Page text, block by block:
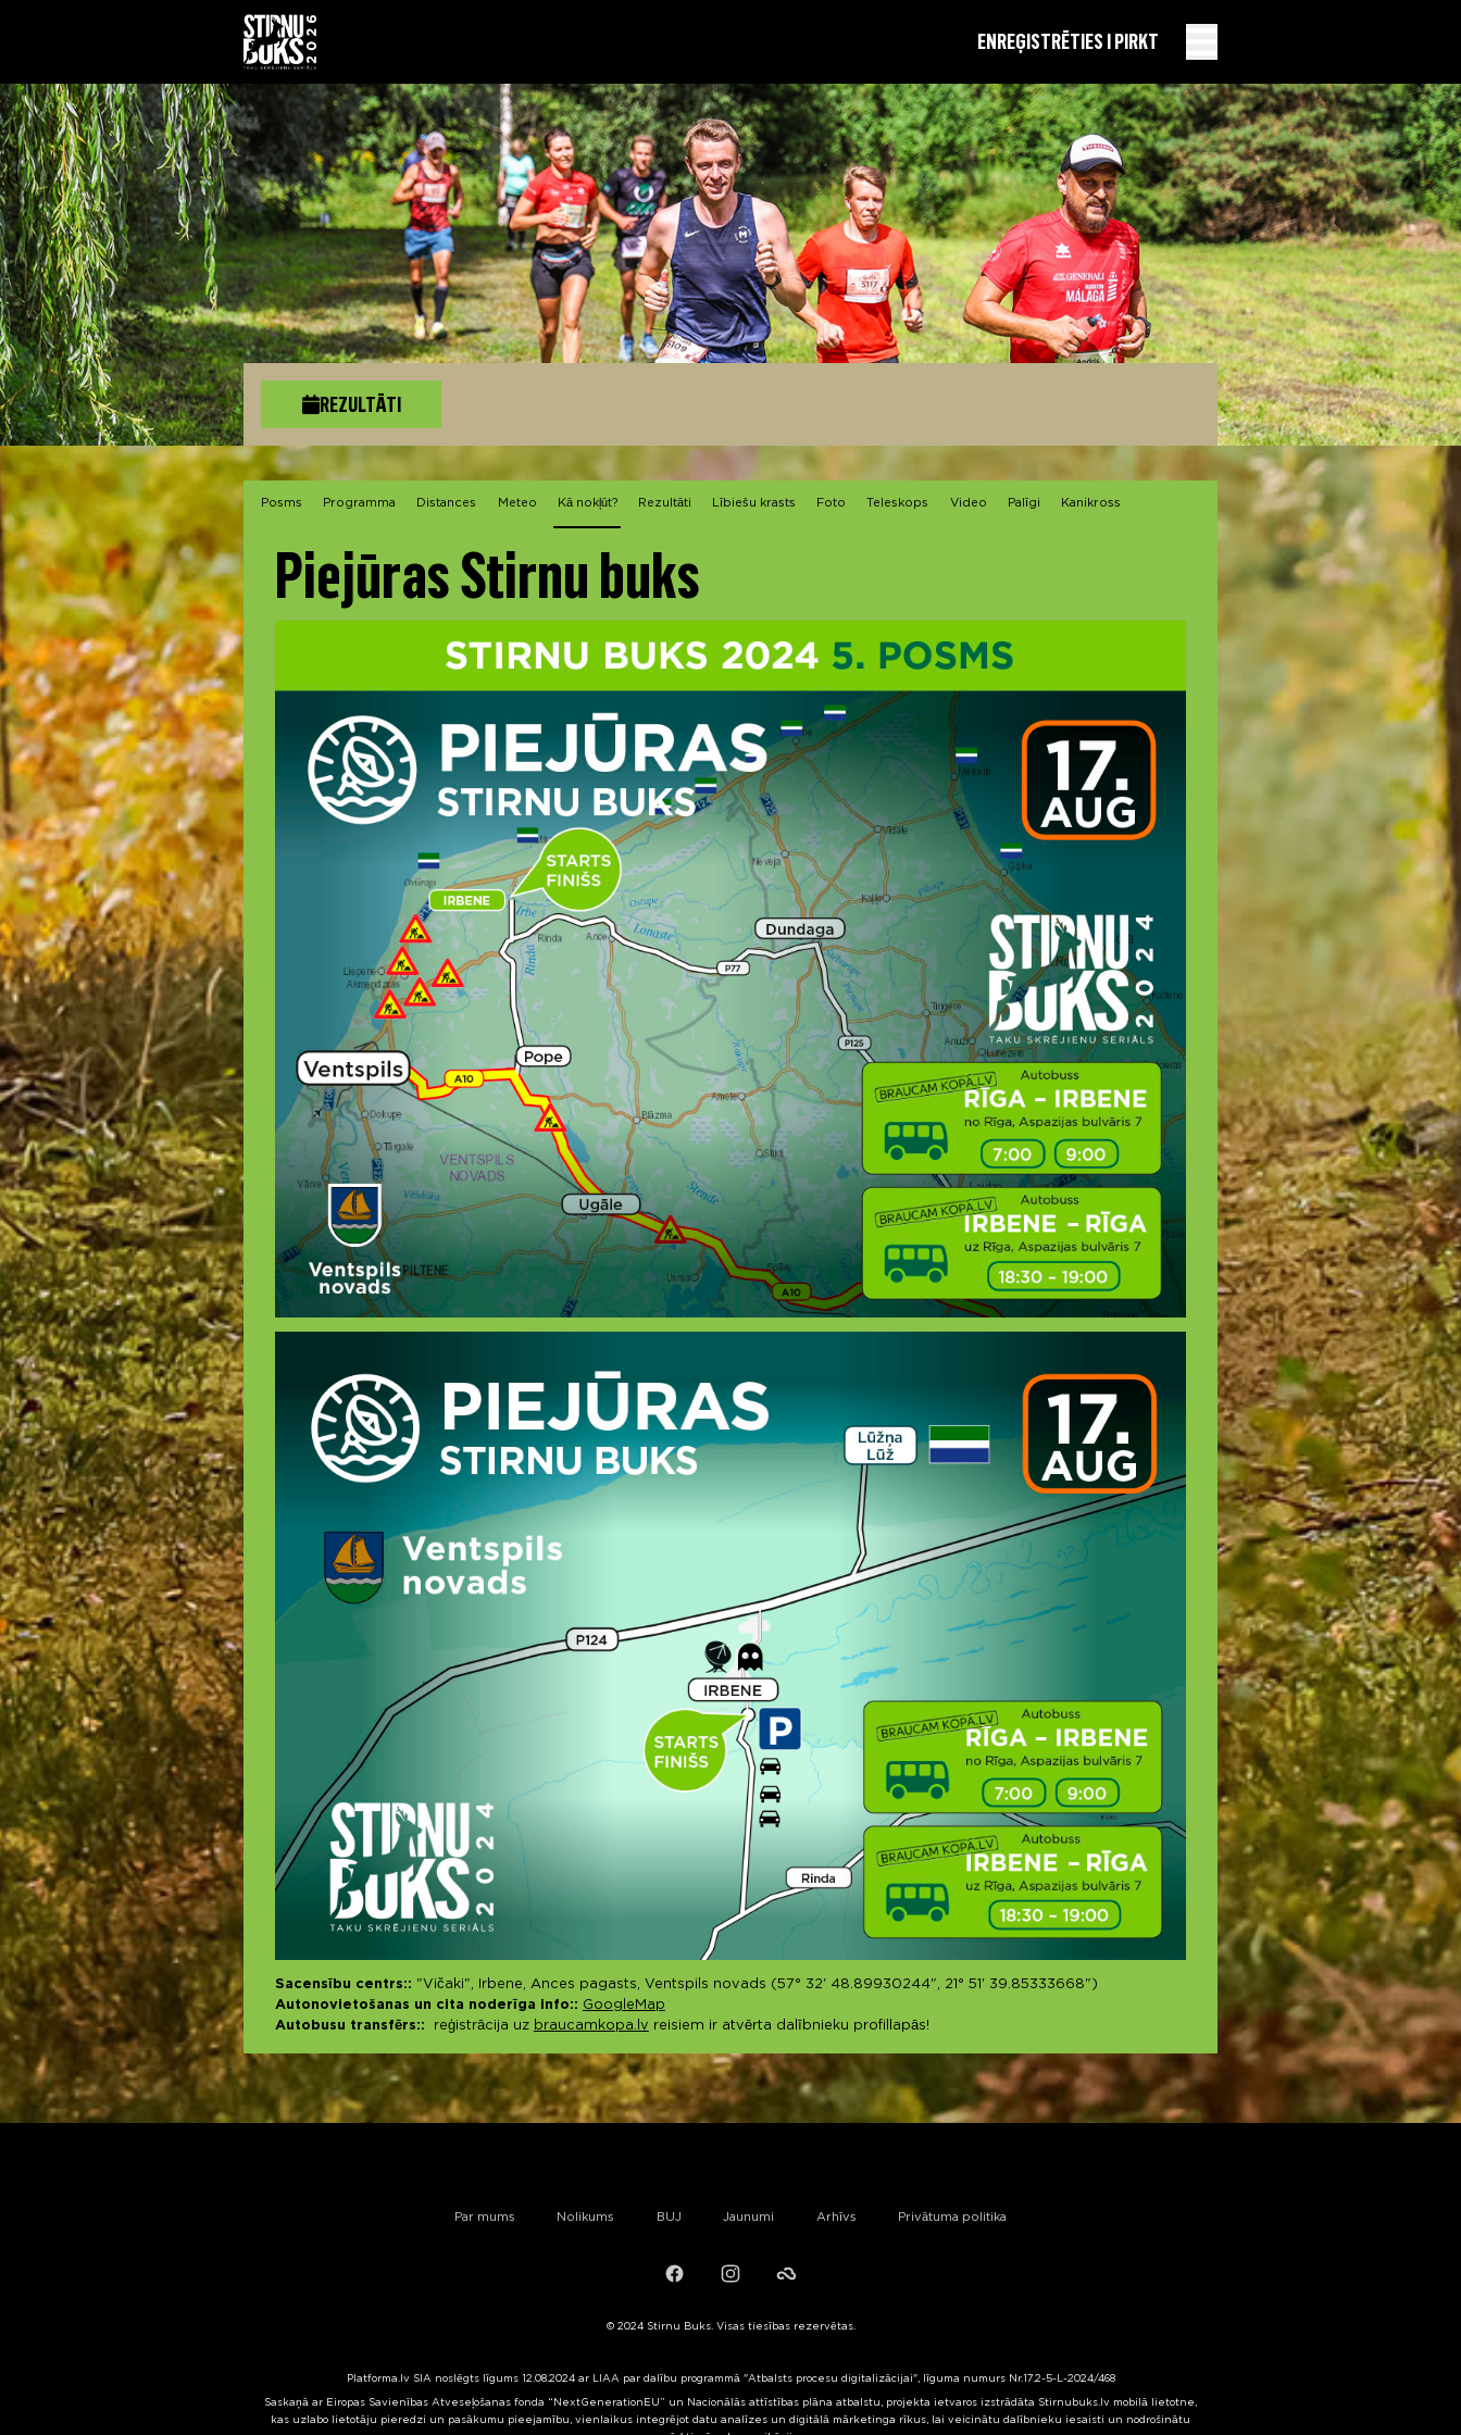
ENREĢISTRĒTIES I PIRKT
REZULTĀTI
Posms Programma Distances Meteo Kā nokļūt? Rezultāti Lībiešu krasts Foto Teleskops Video Palīgi Kanikross
Piejūras Stirnu buks
Sacensību centrs:: "Vičaki", Irbene, Ances pagasts, Ventspils novads (57° 32' 48.89930244", 21° 51' 39.85333668")
Autonovietošanas un cita noderīga info:: GoogleMap
Autobusu transfērs::
reģistrācija uz braucamkopa.lv reisiem ir atvērta dalībnieku profillapās!
Par mums Nolikums BUJ Jaunumi Arhīvs Privātuma politika
FacebookInstagramFailiem.lv
© 2024 Stirnu Buks. Visas tiesības rezervētas.
Platforma.lv SIA noslēgts līgums 12.08.2024 ar LIAA par dalību programmā "Atbalsts procesu digitalizācijai", līguma numurs Nr.17.2-5-L-2024/468
Saskaņā ar Eiropas Savienības Atveseļošanas fonda “NextGenerationEU” un Nacionālās attīstības plāna atbalstu, projekta ietvaros izstrādāta Stirnubuks.lv mobilā lietotne,
kas uzlabo lietotāju pieredzi un pasākumu pieejamību, vienlaikus integrējot datu analīzes un digitālā mārketinga rīkus, lai veicinātu dalībnieku iesaisti un nodrošinātu